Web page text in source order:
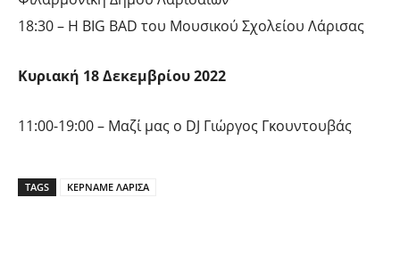
18:30 – Η BIG BAD του Μουσικού Σχολείου Λάρισας
Κυριακή 18 Δεκεμβρίου 2022
11:00-19:00 – Μαζί μας ο DJ Γιώργος Γκουντουβάς
TAGS ΚΕΡΝΑΜΕ ΛΑΡΙΣΑ